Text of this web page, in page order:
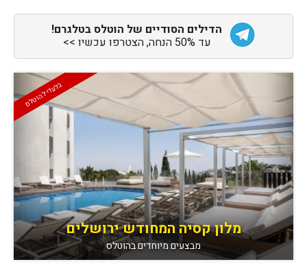
הדילים הסודיים של הוטלס בטלגרם!
עד 50% הנחה, הצטרפו עכשיו >>
בלעדי להוטלס
מלון קסיה המחודש ירושלים
מבצעים מיוחדים בהוטלס